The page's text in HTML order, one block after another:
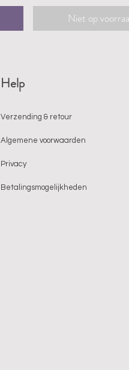
Niet op
Help
Verzending & retour
Algemene voorwaarden
Privacy
Betalingsmogelijkheden